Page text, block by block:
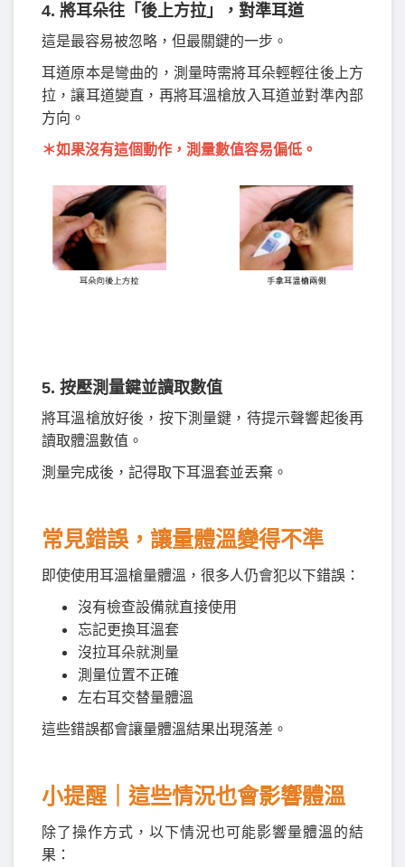
4. 將耳朵往「後上方拉」，對準耳道
這是最容易被忽略，但最關鍵的一步。
耳道原本是彎曲的，測量時需將耳朵輕輕往後上方
拉，讓耳道變直，再將耳溫槍放入耳道並對準內部
方向。
＊如果沒有這個動作，測量數值容易偏低。
5. 按壓測量鍵並讀取數值
將耳溫槍放好後，按下測量鍵，待提示聲響起後再
讀取體溫數值。
測量完成後，記得取下耳溫套並丟棄。
常見錯誤，讓量體溫變得不準
即使使用耳溫槍量體溫，很多人仍會犯以下錯誤：
沒有檢查設備就直接使用
忘記更換耳溫套
沒拉耳朵就測量
測量位置不正確
左右耳交替量體溫
這些錯誤都會讓量體溫結果出現落差。
小提醒｜這些情況也會影響體溫
除了操作方式，以下情況也可能影響量體溫的結
果：